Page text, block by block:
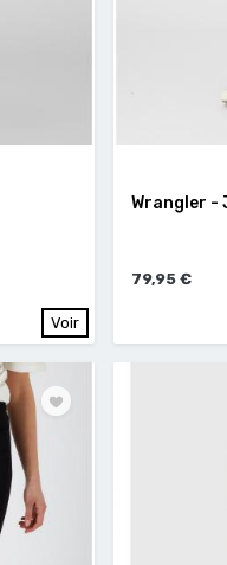
Voir
Wrangler -
79,95 €